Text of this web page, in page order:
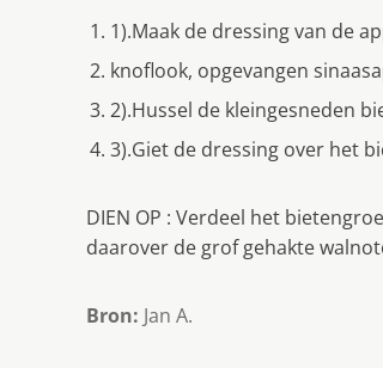
1).Maak de dressing van de
knoflook, opgevangen
2).Hussel de kleingesneden
3).Giet de dressing over het
DIEN OP : Verdeel het
daarover de grof gehakte
Bron: Jan A.